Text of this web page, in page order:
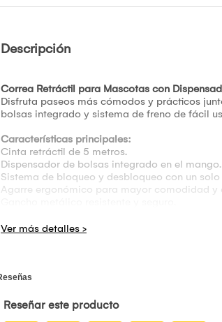
Descripción
Correa Retráctil para Mascotas con
Disfruta paseos más cómodos y prácticos
bolsas integrado y sistema de freno de fácil
Características principales:
Cinta retráctil de 5 metros.
Dispensador de bolsas integrado en el mango.
Sistema de bloqueo y desbloqueo con un solo
Agarre ergonómico para mayor comodidad y
Ideal para mascotas pequeñas, medianas y
Largo: 19.5 cm
Ancho de la dispensador: 8 cm
Espacio de agarre: 9 cm